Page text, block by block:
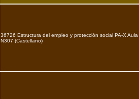
36726 Estructura del empleo y protección social PA-X Aula
N307 (Castellano)